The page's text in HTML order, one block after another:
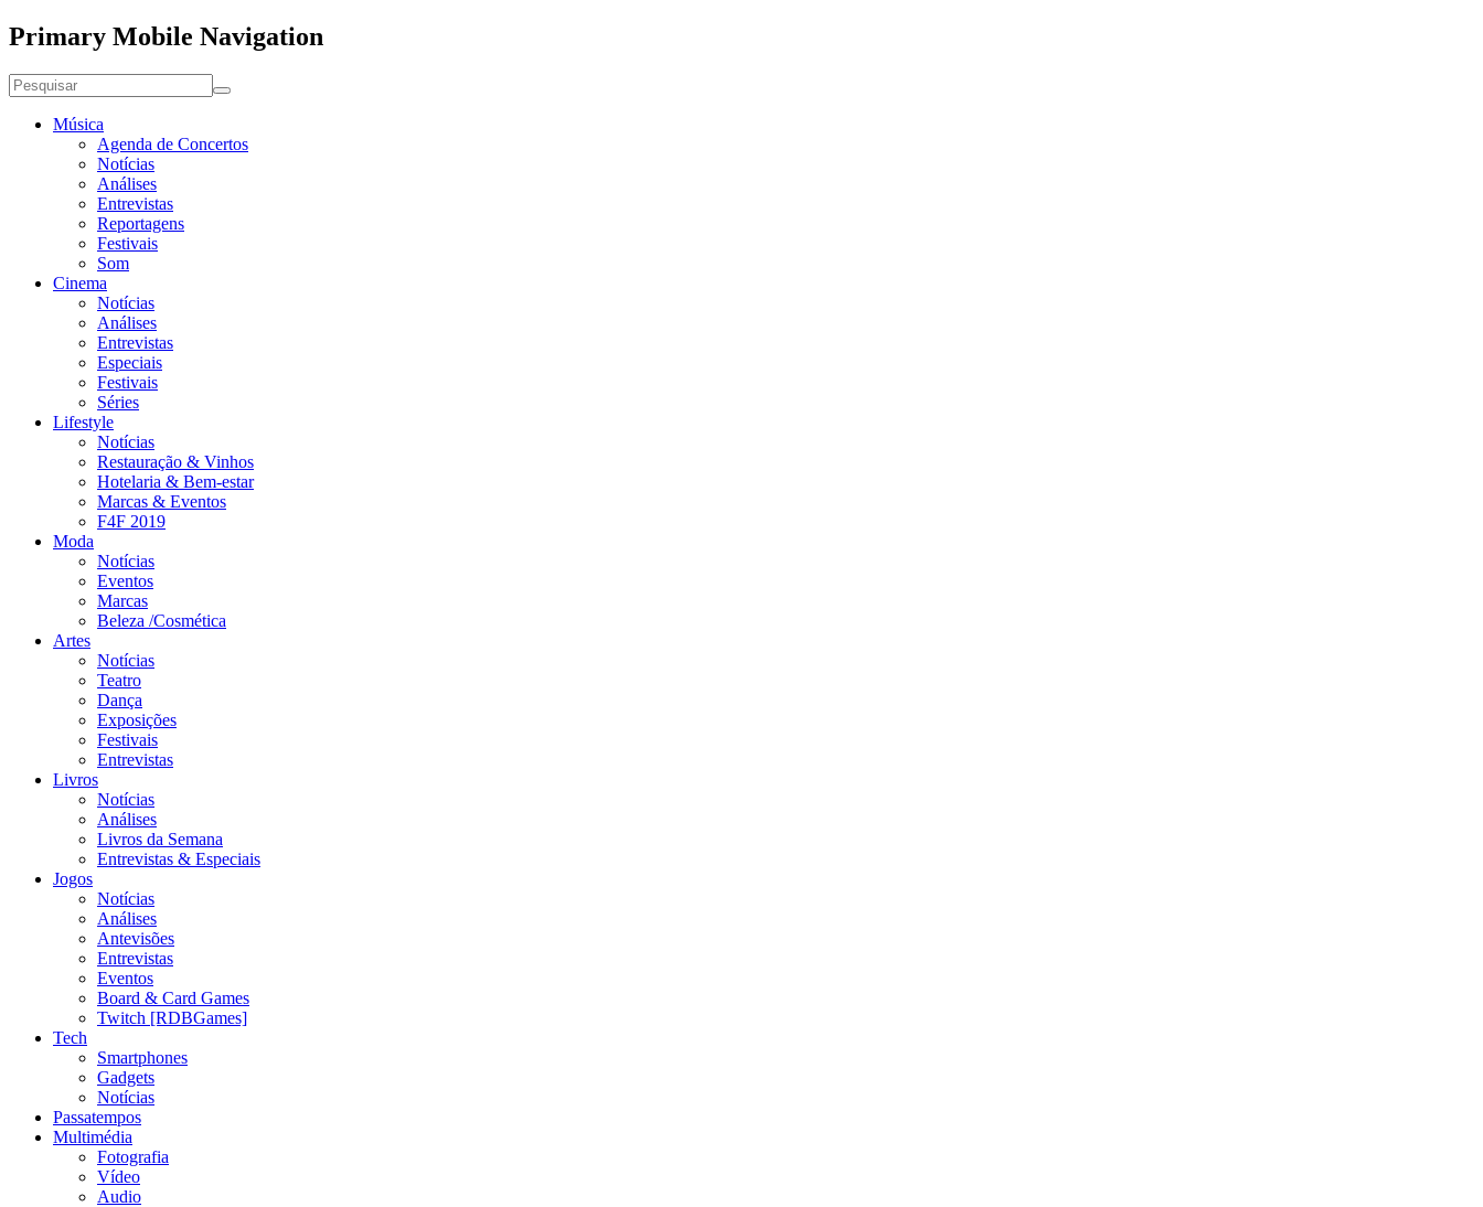
Primary Mobile Navigation
Música
Agenda de Concertos
Notícias
Análises
Entrevistas
Reportagens
Festivais
Som
Cinema
Notícias
Análises
Entrevistas
Especiais
Festivais
Séries
Lifestyle
Notícias
Restauração & Vinhos
Hotelaria & Bem-estar
Marcas & Eventos
F4F 2019
Moda
Notícias
Eventos
Marcas
Beleza /Cosmética
Artes
Notícias
Teatro
Dança
Exposições
Festivais
Entrevistas
Livros
Notícias
Análises
Livros da Semana
Entrevistas & Especiais
Jogos
Notícias
Análises
Antevisões
Entrevistas
Eventos
Board & Card Games
Twitch [RDBGames]
Tech
Smartphones
Gadgets
Notícias
Passatempos
Multimédia
Fotografia
Vídeo
Audio